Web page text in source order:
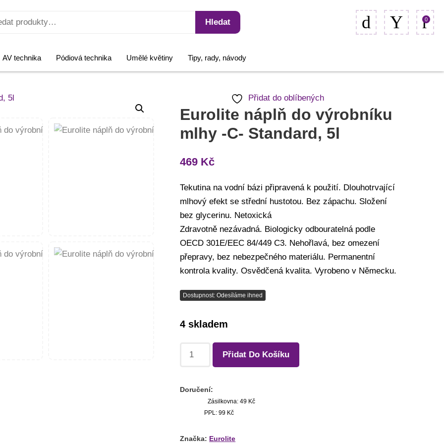
Hledat 0
AV technika Pódiová technika Umělé květiny Tipy, rady, návody
Přidat do oblíbených
Eurolite náplň do výrobníku
mlhy -C- Standard, 5l
469 Kč
Tekutina na vodní bázi připravená k použití. Dlouhotrvající
mlhový efekt se střední hustotou. Bez zápachu. Složení
bez glycerinu. Netoxická
Zdravotně nezávadná. Biologicky odbouratelná podle
OECD 301E/EEC 84/449 C3. Nehořlavá, bez omezení
přepravy, bez nebezpečného materiálu. Permanentní
kontrola kvality. Osvědčená kvalita. Vyrobeno v Německu.
Dostupnost: Odesíláme ihned
4 skladem
Přidat Do Košíku
Doručení:
Zásilkovna: 49 Kč
PPL: 99 Kč
Značka: Eurolite